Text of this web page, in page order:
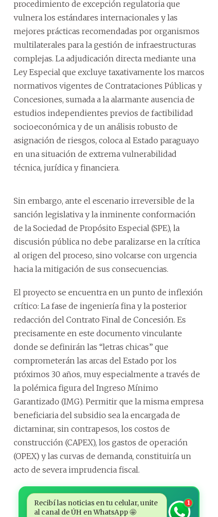
procedimiento de excepción regulatoria que
vulnera los estándares internacionales y las
mejores prácticas recomendadas por organismos
multilaterales para la gestión de infraestructuras
complejas. La adjudicación directa mediante una
Ley Especial que excluye taxativamente los marcos
normativos vigentes de Contrataciones Públicas y
Concesiones, sumada a la alarmante ausencia de
estudios independientes previos de factibilidad
socioeconómica y de un análisis robusto de
asignación de riesgos, coloca al Estado paraguayo
en una situación de extrema vulnerabilidad
técnica, jurídica y financiera.
Sin embargo, ante el escenario irreversible de la
sanción legislativa y la inminente conformación
de la Sociedad de Propósito Especial (SPE), la
discusión pública no debe paralizarse en la crítica
al origen del proceso, sino volcarse con urgencia
hacia la mitigación de sus consecuencias.
El proyecto se encuentra en un punto de inflexión
crítico: La fase de ingeniería fina y la posterior
redacción del Contrato Final de Concesión. Es
precisamente en este documento vinculante
donde se definirán las “letras chicas” que
comprometerán las arcas del Estado por los
próximos 30 años, muy especialmente a través de
la polémica figura del Ingreso Mínimo
Garantizado (IMG). Permitir que la misma empresa
beneficiaria del subsidio sea la encargada de
dictaminar, sin contrapesos, los costos de
construcción (CAPEX), los gastos de operación
(OPEX) y las curvas de demanda, constituiría un
acto de severa imprudencia fiscal.
Recibí las noticias en tu celular, unite
al canal de ÚH en WhatsApp 🤩
1